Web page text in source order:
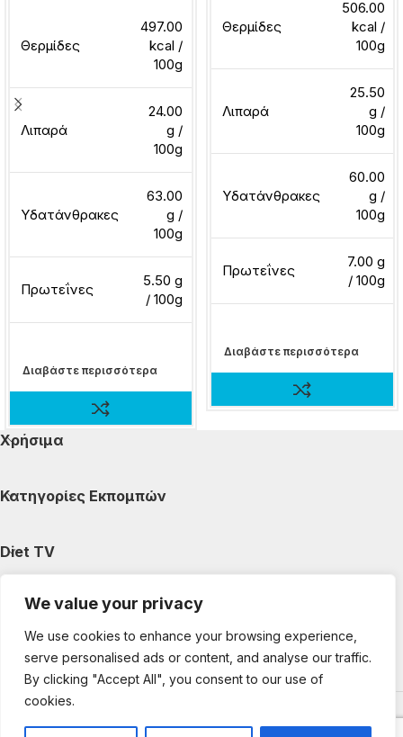
We value your privacy
We use cookies to enhance your browsing experience,
serve personalised ads or content, and analyse our traffic.
By clicking "Accept All", you consent to our use of
cookies.
Θερμίδες
497.00
kcal /
100g
Λιπαρά
24.00
g /
100g
Υδατάνθρακες
63.00
g /
100g
Πρωτεΐνες
5.50 g
/ 100g
Διαβάστε περισσότερα
Θερμίδες
506.00
kcal /
100g
Λιπαρά
25.50
g /
100g
Υδατάνθρακες
60.00
g /
100g
Πρωτεΐνες
7.00 g
/ 100g
Διαβάστε περισσότερα
Χρήσιμα
Κατηγορίες Εκπομπών
Diet TV
Κατηγορίες Άρθρων
Ακολουθήστε μας
Copyright © 2025 DietTV. All Rights Reserved.
development by web-idea.gr